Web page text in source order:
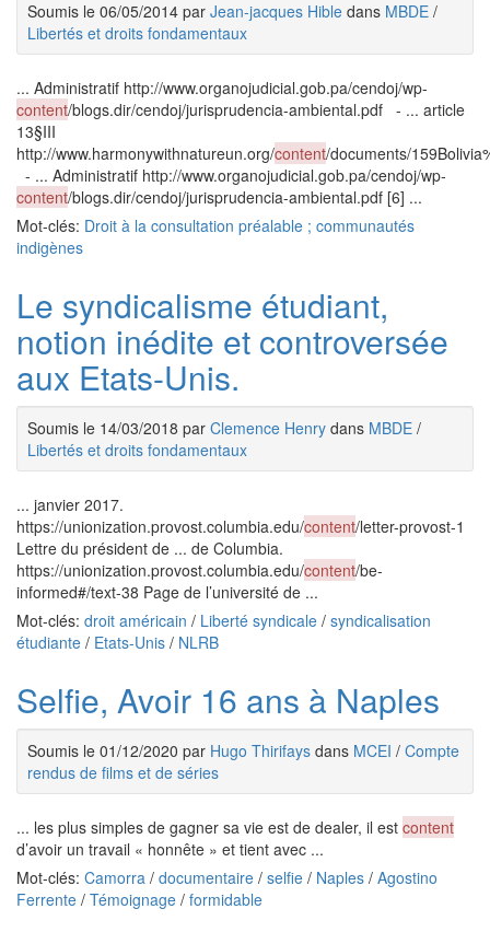
Soumis le 06/05/2014 par Jean-jacques Hible dans MBDE /
Libertés et droits fondamentaux
... Administratif http://www.organojudicial.gob.pa/cendoj/wp-
content/blogs.dir/cendoj/jurisprudencia-ambiental.pdf - ... article
13§III
http://www.harmonywithnatureun.org/content/documents/
- ... Administratif http://www.organojudicial.gob.pa/cendoj/wp-
content/blogs.dir/cendoj/jurisprudencia-ambiental.pdf [6] ...
Mot-clés: Droit à la consultation préalable ; communautés
indigènes
Le syndicalisme étudiant,
notion inédite et controversée
aux Etats-Unis.
Soumis le 14/03/2018 par Clemence Henry dans MBDE /
Libertés et droits fondamentaux
... janvier 2017.
https://unionization.provost.columbia.edu/content/letter-provost-1
Lettre du président de ... de Columbia.
https://unionization.provost.columbia.edu/content/be-
informed#/text-38 Page de l’université de ...
Mot-clés: droit américain / Liberté syndicale / syndicalisation
étudiante / Etats-Unis / NLRB
Selfie, Avoir 16 ans à Naples
Soumis le 01/12/2020 par Hugo Thirifays dans MCEI / Compte
rendus de films et de séries
... les plus simples de gagner sa vie est de dealer, il est content
d’avoir un travail « honnête » et tient avec ...
Mot-clés: Camorra / documentaire / selfie / Naples / Agostino
Ferrente / Témoignage / formidable